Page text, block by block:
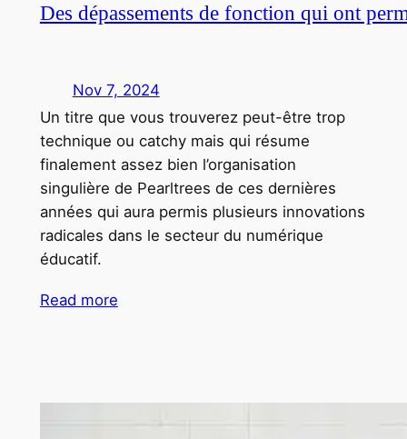
Des dépassements de fonction qui ont
Nov 7, 2024
Un titre que vous trouverez peut-être trop
technique ou catchy mais qui résume
finalement assez bien l’organisation
singulière de Pearltrees de ces dernières
années qui aura permis plusieurs innovations
radicales dans le secteur du numérique
éducatif.
Read more